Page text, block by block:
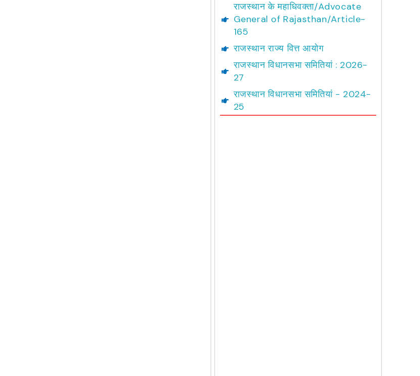
राजस्थान के महाधिवक्ता/Advocate
General of Rajasthan/Article-
165
राजस्थान राज्य वित्त आयोग
राजस्थान विधानसभा समितियां : 2026-
27
राजस्थान विधानसभा समितियां - 2024-
25